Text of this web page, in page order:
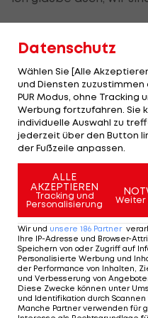
Gefasster Pichler
Schon in der zweiten
Pichlerdie Kieler zur
Treffer mit einem
aber ein emotionaler.
Pichler gedachte
Jahreswechsel
Der ehemalige und
Austria Salzburg kam
Verkehrsunfall ums
vonBenedikt Pichler.
"Er war der, der mich
Datenschutz
Wählen Sie [Alle
und Diensten zuzustimmen
PUR Modus, ohne Tracking
Werbung fortzufahren. Sie
individuelle Auswahl zu
jederzeit über den Button
der Fußzeile anpassen.
ALLE
AKZEPTIEREN
Tracking und
Personalisierung
Weiter
Wir und unsere 186 Partner
Ihre IP-Adresse und Browser-
Speichern von oder Zugriff auf
Personalisierte Werbung und
der Performance von Inhalten,
und Verbesserung von
Diese Zwecke können unter
und Identifikation durch Scannen
Manche Partner verwenden für